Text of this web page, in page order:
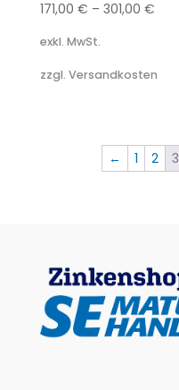
171,00 € – 301,00 €
exkl. MwSt.
zzgl. Versandkosten
← 1 2 3